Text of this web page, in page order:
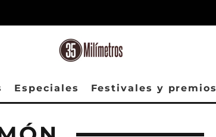
Especiales Festivales y premios